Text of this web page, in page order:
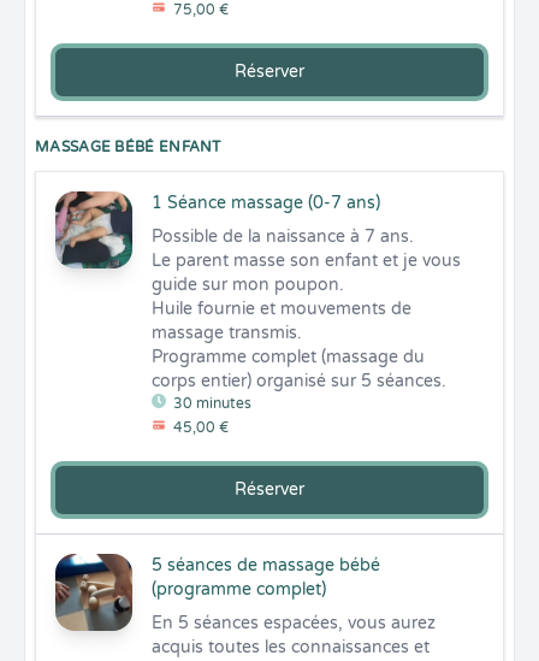
75,00 €
Réserver
MASSAGE BÉBÉ ENFANT
1 Séance massage (0-7 ans)
30 minutes
45,00 €
Possible de la naissance à 7 ans.
Le parent masse son enfant et je vous
guide sur mon poupon.
Huile fournie et mouvements de
massage transmis.
Programme complet (massage du
corps entier) organisé sur 5 séances.
Réserver
5 séances de massage bébé
(programme complet)
En 5 séances espacées, vous aurez
acquis toutes les connaissances et